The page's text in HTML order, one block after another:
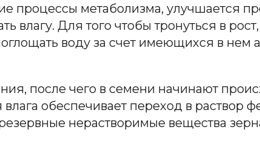
процессы метаболизма, улучшается
влагу. Для того чтобы тронуться в
воду за счет имеющихся в нем
после чего в семени начинают
обеспечивает переход в раствор
нерастворимые вещества